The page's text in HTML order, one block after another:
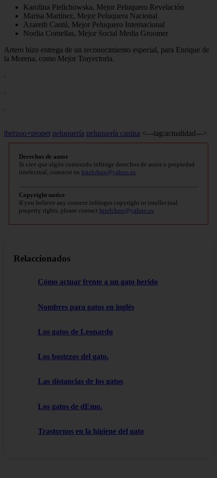
Karolina Pielichowska, Mejor Peluquero Revelación
Marisa Martínez, Mejor Peluquera Nacional
Azareth Cantú, Mejor Peluquero Internacional
Noelia Comellas, Mejor Social Media Groomer
Artero hizo entrega de un reconocimiento especial, para Enrique de
la Morena, como Mejor Trayectoria.
iberzoo+propet peluquería peluquería canina <---tag:actualidad--->
Derechos de autor
Si cree que algún contenido infringe derechos de autor o propiedad
intelectual, contacte en bitelchux@yahoo.es
Copyright notice
If you believe any content infringes copyright or intellectual
property rights, please contact bitelchux@yahoo.es
Relaccionados
Cómo actuar frente a un gato herido
Nombres para gatos en inglés
Los gatos de Leonardo
Los bostezos del gato.
Las distancias de los gatos
Los gatos de dEmo.
Trastornos en la higiene del gato